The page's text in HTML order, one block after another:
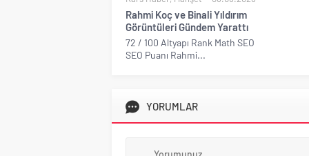
Rahmi Koç ve Binali Yıldırım
Görüntüleri Gündem Yarattı
72 / 100 Altyapı Rank Math SEO
SEO Puanı Rahmi...
YORUMLAR